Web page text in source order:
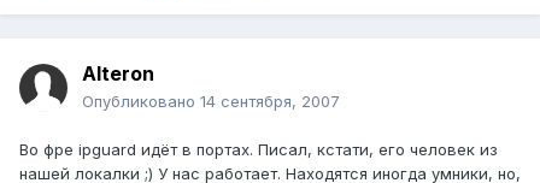
Alteron
Опубликовано 14 сентября, 2007
Во фре ipguard идёт в портах. Писал, кстати, его человек из
нашей локалки ;) У нас работает. Находятся иногда умники, но,